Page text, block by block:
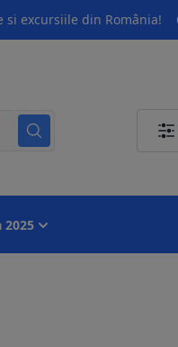
excursiile din România!
2025